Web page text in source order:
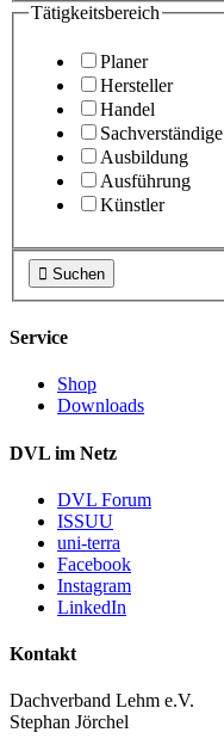
Tätigkeitsbereich
Planer
Hersteller
Handel
Sachverständige
Ausbildung
Ausführung
Künstler
 Suchen
Service
Shop
Downloads
DVL im Netz
DVL Forum
ISSUU
uni-terra
Facebook
Instagram
LinkedIn
Kontakt
Dachverband Lehm e.V.
Stephan Jörchel